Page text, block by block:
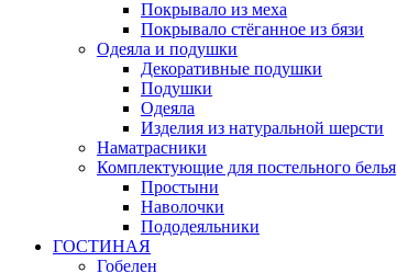
Покрывало из меха
Покрывало стёганное из бязи
Одеяла и подушки
Декоративные подушки
Подушки
Одеяла
Изделия из натуральной шерсти
Наматраcники
Комплектующие для постельного белья
Простыни
Наволочки
Пододеяльники
ГОСТИНАЯ
Гобелен